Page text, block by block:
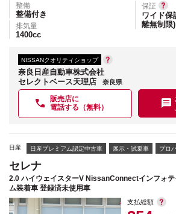
整備
整備付き
排気量
1400cc
保証
ワイド保
離無制限)
NISSANクオリティショップ
奈良日産自動車株式会社
セレクトベース天理店
奈良県
販売店に
電話する（無料）
日産 日産プレミアム認定中古車 展示・試乗車 プロ
セレナ
2.0 ハイウェイスターV NissanConnectインフォ
ム装着車 登録済未使用車
支払総額